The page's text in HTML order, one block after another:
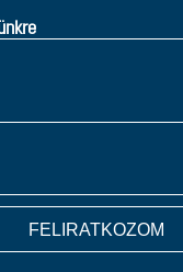
FELIRATKOZOM